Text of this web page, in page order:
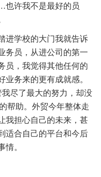
许我不是最好的员
进学校的大门我就告诉
务员，从进公司的第一
员，我觉得其他任何的
务来的更有成就感。
尽了最大的努力，却没
帮助。外贸今年整体走
我担心自己的未来，甚
适合自己的平台和今后
情。